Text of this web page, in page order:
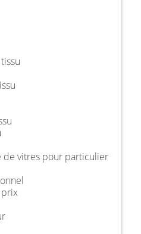
de vitres pour particulier